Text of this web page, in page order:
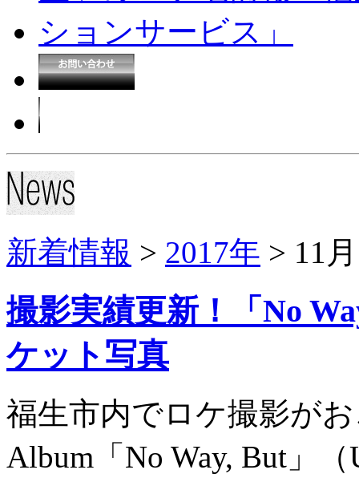
新着情報 > 2017年 > 11月
撮影実績更新！「No
ケット写真
福生市内でロケ撮影が
Album「No Way, But」